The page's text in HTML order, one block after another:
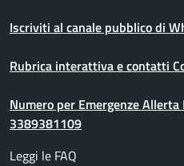
Iscriviti al canale pubblico di
Rubrica interattiva e contatti
Numero per Emergenze
3389381109
Leggi le FAQ